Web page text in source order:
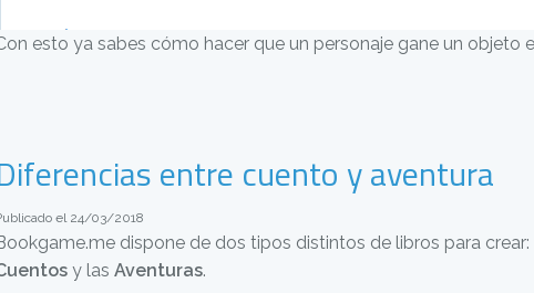
esto ya sabes cómo hacer que un personaje gane un objeto
entre cuento y aventura
el 24/03/2018
dispone de dos tipos distintos de libros para crear:
y las Aventuras.